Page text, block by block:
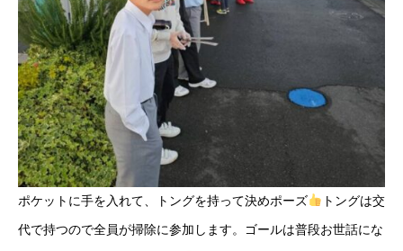
ポケットに手を入れて、トングを持って決めポーズ トングは交
代で持つので全員が掃除に参加します。ゴールは普段お世話にな